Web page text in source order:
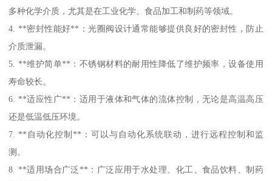
多种化学介质，尤其是在工业化学、食品加工和制药等领域。
4. **密封性能好**：光圈阀设计通常能够提供良好的密封性，防止
介质泄漏。
5. **维护简单**：不锈钢材料的耐用性降低了维护频率，设备使用
寿命较长。
6. **适应性广**：适用于液体和气体的流体控制，无论是高温高压
还是低温低压环境。
7. **自动化控制**：可以与自动化系统联动，进行远程控制和监
测。
8. **适用场合广泛**：广泛应用于水处理、化工、食品饮料、制药